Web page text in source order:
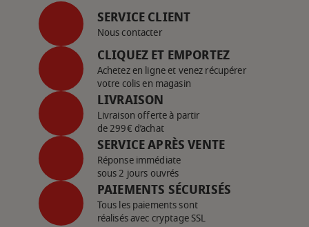
SERVICE CLIENT
Nous contacter
CLIQUEZ ET EMPORTEZ
Achetez en ligne et venez récupérer
votre colis en magasin
LIVRAISON
Livraison offerte à partir
de 299€ d’achat
SERVICE APRÈS VENTE
Réponse immédiate
sous 2 jours ouvrés
PAIEMENTS SÉCURISÉS
Tous les paiements sont
réalisés avec cryptage SSL